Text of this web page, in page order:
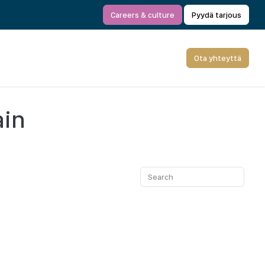
Careers & culture Pyydä tarjous
Ota yhteyttä